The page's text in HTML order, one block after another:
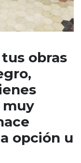
obras
muy
opción u